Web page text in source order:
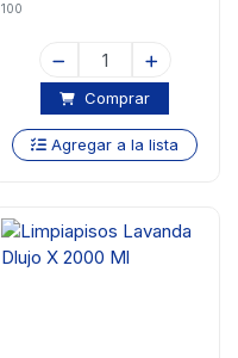
100
Comprar
Agregar a la lista